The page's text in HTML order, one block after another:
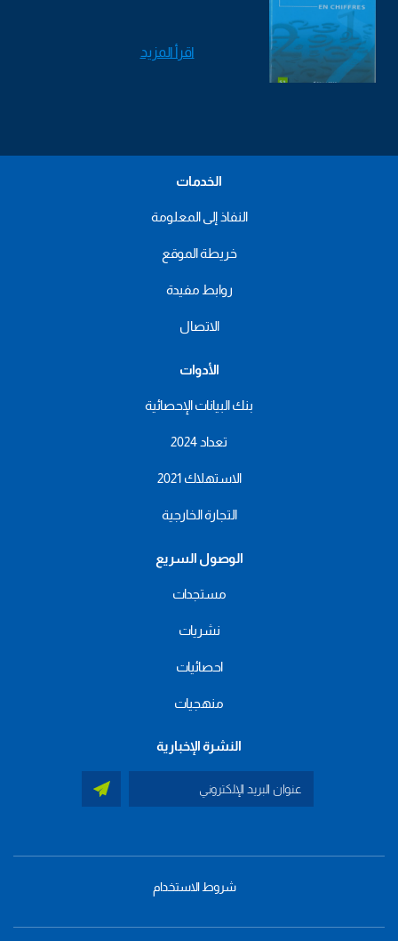
اقرأ المزيد
الخدمات
النفاذ إلى المعلومة
خريطة الموقع
روابط مفيدة
الاتصال
الأدوات
بنك البيانات الإحصائية
تعداد 2024
الاستهلاك 2021
التجارة الخارجية
الوصول السريع
مستجدات
نشريات
احصائيات
منهجيات
النشرة الإخبارية
شروط الاستخدام